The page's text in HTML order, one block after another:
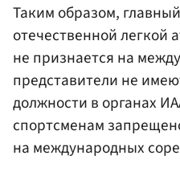
Таким образом,
отечественной легкой
не признается на
представители не
должности в органах
спортсменам
на международных